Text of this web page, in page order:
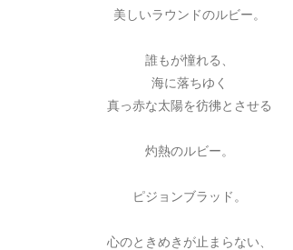
美しいラウンドのルビー。
誰もが憧れる、
海に落ちゆく
真っ赤な太陽を彷彿とさせる
灼熱のルビー。
ピジョンブラッド。
心のときめきが止まらない、